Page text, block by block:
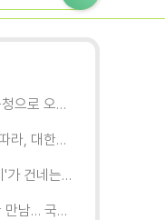
혼인신고 맛집 팔달구청으로 오세요
"무궁화 피어나는 길 따라, 대한민국을 걷는다"
소설 '올리브 키터리지'가 건네는 삶과 연민의 철학
낯선 생명과의 특별한 만남… 국제전 《패트리샤 피치니니: 킨쉽》